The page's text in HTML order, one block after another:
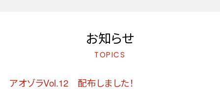
お知らせ
アオゾラVol.12 配布しました！